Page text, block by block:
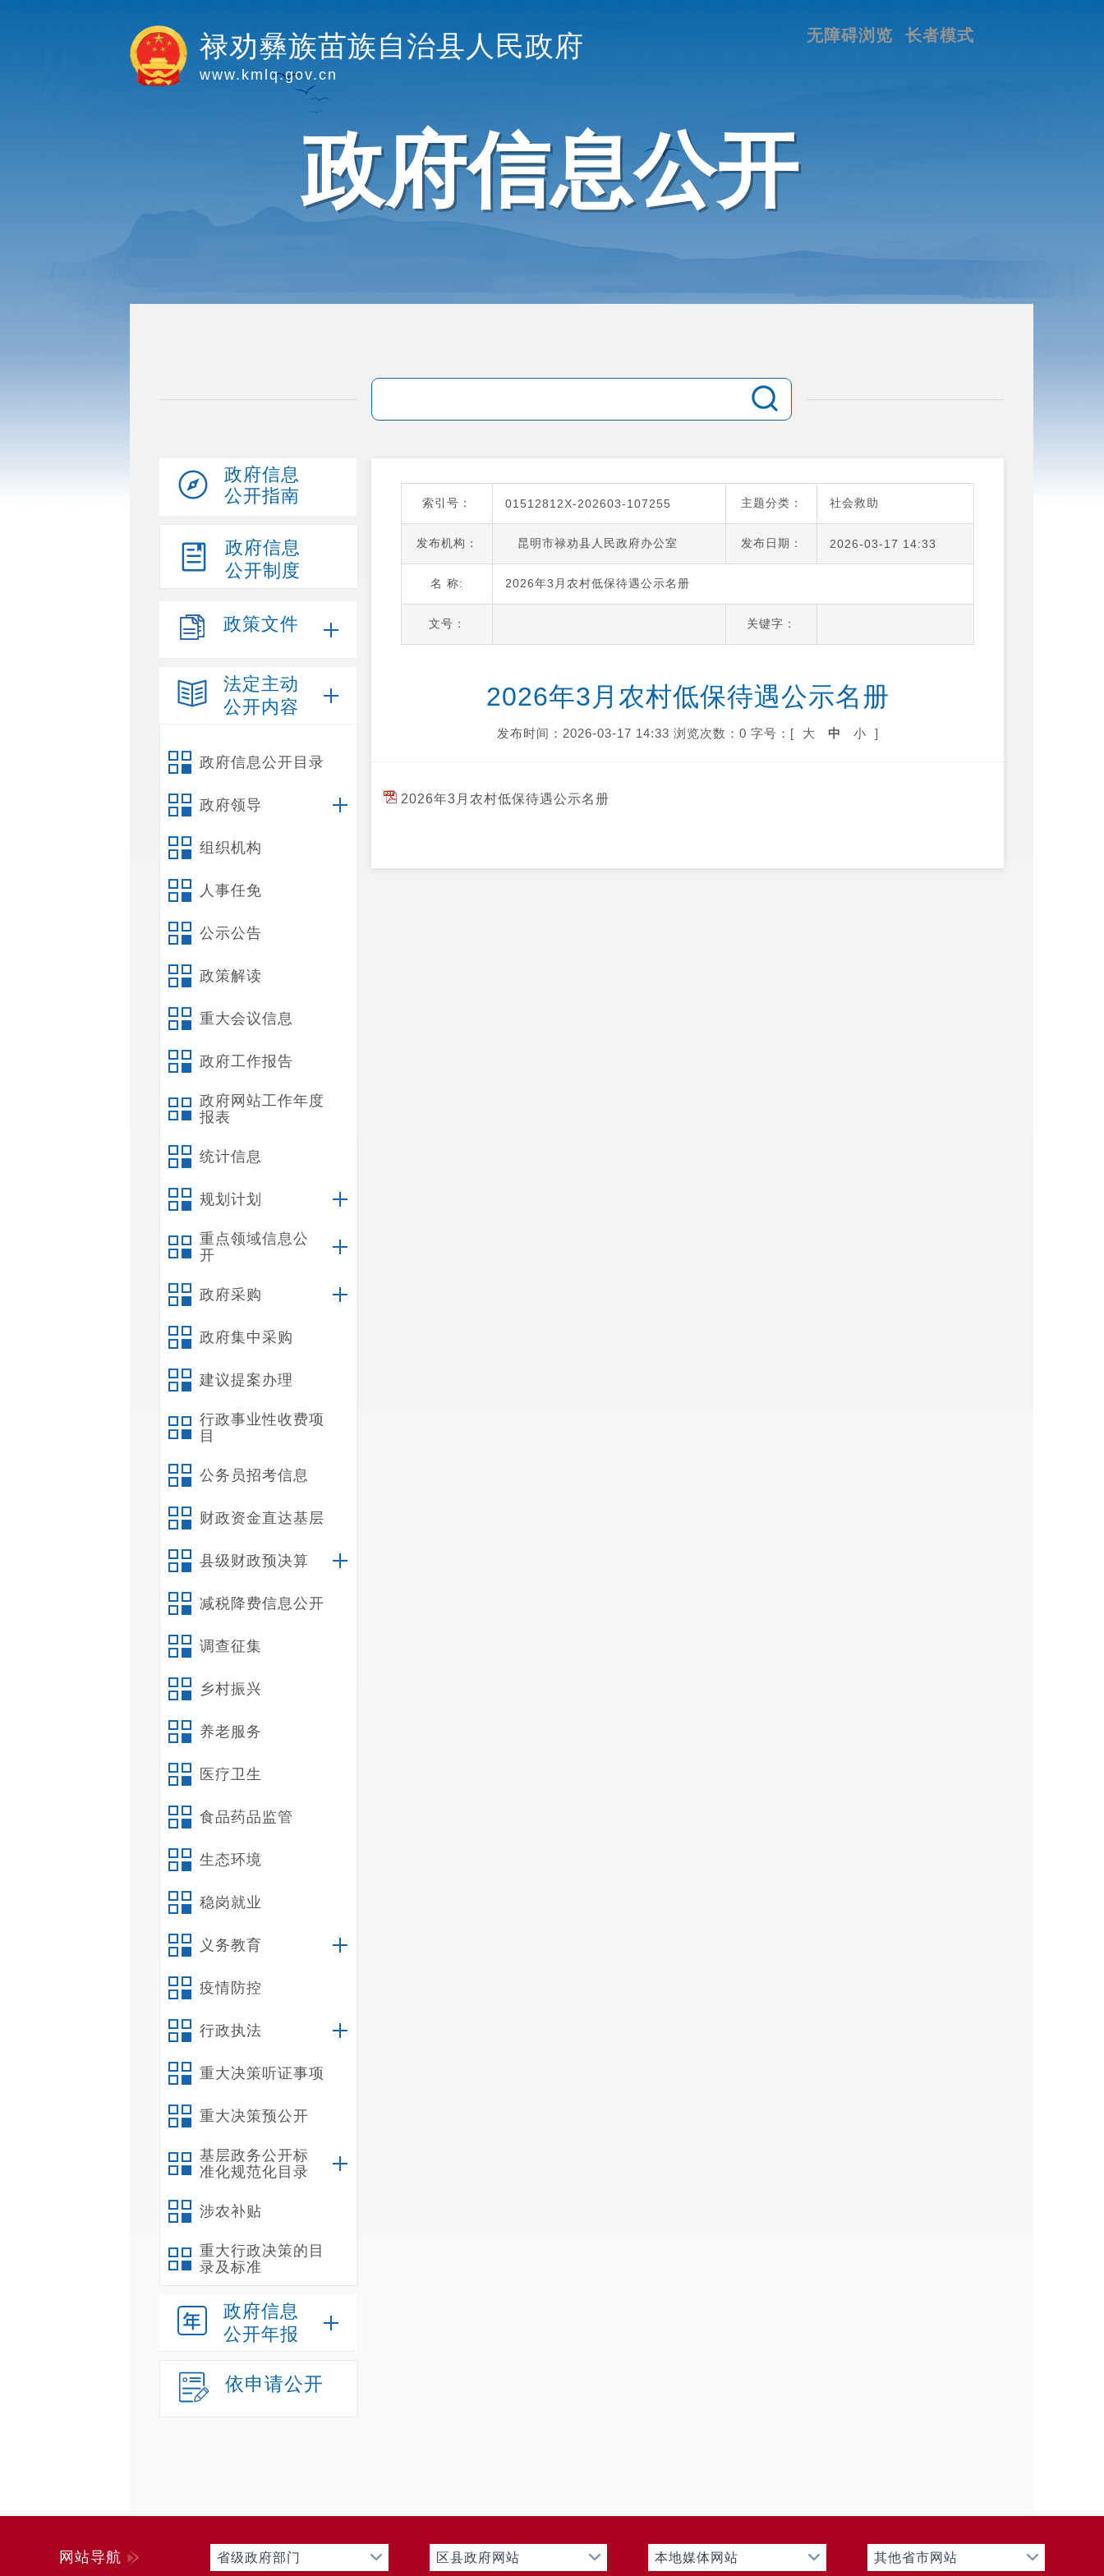
禄劝彝族苗族自治县人民政府
www.kmlq.gov.cn
长者模式
无障碍浏览
政府信息公开
政府信息
公开指南
政府信息
公开制度
政策文件
法定主动
公开内容
政府信息公开目录
政府领导
组织机构
人事任免
公示公告
政策解读
重大会议信息
政府工作报告
政府网站工作年度
报表
统计信息
规划计划
重点领域信息公
开
政府采购
政府集中采购
建议提案办理
行政事业性收费项
目
公务员招考信息
财政资金直达基层
县级财政预决算
减税降费信息公开
调查征集
乡村振兴
养老服务
医疗卫生
食品药品监管
生态环境
稳岗就业
义务教育
疫情防控
行政执法
重大决策听证事项
重大决策预公开
基层政务公开标
准化规范化目录
涉农补贴
重大行政决策的目
录及标准
政府信息
公开年报
依申请公开
索引号： 01512812X-202603-107255 主题分类： 社会救助
发布机构： 昆明市禄劝县人民政府办公室 发布日期： 2026-03-17 14:33
名 称: 2026年3月农村低保待遇公示名册
文号： 关键字：
2026年3月农村低保待遇公示名册
发布时间：2026-03-17 14:33 浏览次数：0 字号：[ 大 中 小 ]
2026年3月农村低保待遇公示名册
网站导航 省级政府部门 区县政府网站 本地媒体网站 其他省市网站